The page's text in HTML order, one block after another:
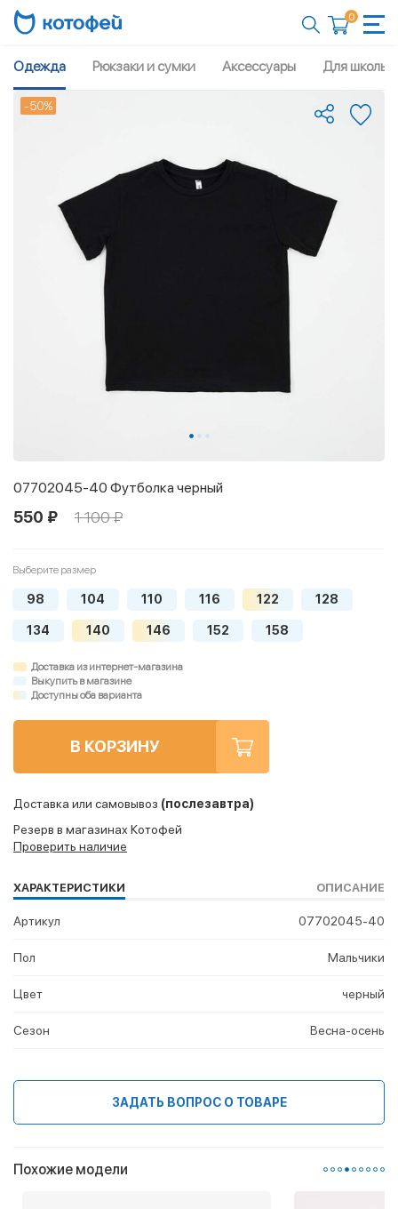
0
Одежда Рюкзаки и сумки Аксессуары Для школы
-50%
07702045-40 Футболка черный
550 ₽ 1 100 ₽
Выберите размер
98 104 110 116 122 128
134 140 146 152 158
Доставка из интернет-магазина
Выкупить в магазине
Доступны оба варианта
В КОРЗИНУ
Доставка или самовывоз (послезавтра)
Резерв в магазинах Котофей
Проверить наличие
ХАРАКТЕРИСТИКИ ОПИСАНИЕ
Артикул 07702045-40
Пол Мальчики
Цвет черный
Сезон Весна-осень
ЗАДАТЬ ВОПРОС О ТОВАРЕ
Похожие модели